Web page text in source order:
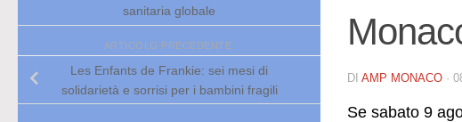
DI AMP MONACO ·
Se sabato 9
sanitaria globale
ARTICOLO PRECEDENTE
Les Enfants de Frankie: sei mesi di
solidarietà e sorrisi per i bambini fragili